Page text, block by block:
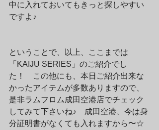
中に入れておいてもきっと探しやすい
ですよ♪
ということで、以上、ここまでは
「KAIJU SERIES」のご紹介でし
た！　この他にも、本日ご紹介出来な
かったアイテムが多数ありますので、
是非ラムフロム成田空港店でチェック
してみて下さいね♪　成田空港、今は身
分証明書がなくても入れますから〜☆